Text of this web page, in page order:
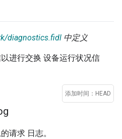
diagnostics.fidl 中定义
进行交换 设备运行状况信
添加时间：HEAD
请求 日志。